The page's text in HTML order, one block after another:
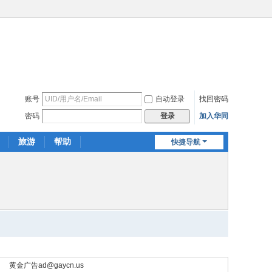
账号 自动登录
找回密码
密码
登录 加入华同
快捷导航
旅游 帮助
黄金广告ad@gaycn.us